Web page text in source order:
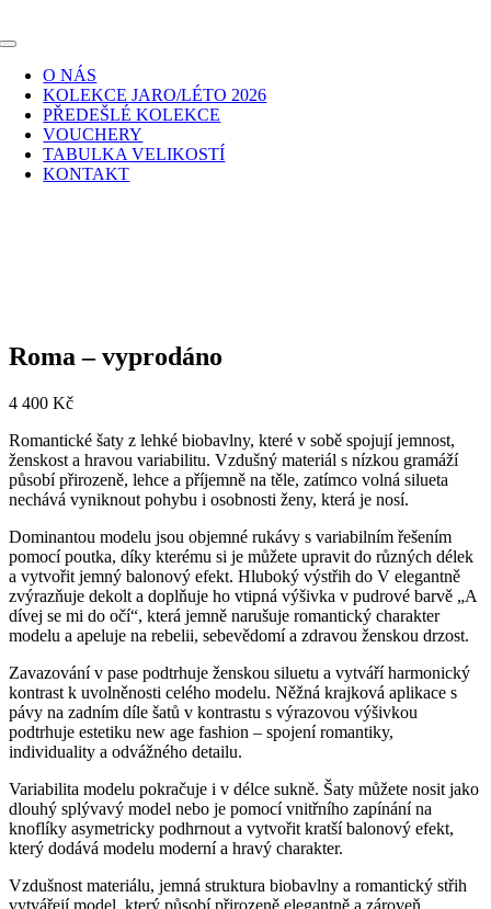
to
Toggle
Navigation
O NÁS
KOLEKCE JARO/LÉTO 2026
PŘEDEŠLÉ KOLEKCE
VOUCHERY
TABULKA VELIKOSTÍ
KONTAKT
Roma – vyprodáno
4 400 Kč
Romantické šaty z lehké biobavlny, které v sobě spojují jemnost,
ženskost a hravou variabilitu. Vzdušný materiál s nízkou gramáží
působí přirozeně, lehce a příjemně na těle, zatímco volná silueta
nechává vyniknout pohybu i osobnosti ženy, která je nosí.
Dominantou modelu jsou objemné rukávy s variabilním řešením
pomocí poutka, díky kterému si je můžete upravit do různých délek
a vytvořit jemný balonový efekt. Hluboký výstřih do V elegantně
zvýrazňuje dekolt a doplňuje ho vtipná výšivka v pudrové barvě „A
dívej se mi do očí“, která jemně narušuje romantický charakter
modelu a apeluje na rebelii, sebevědomí a zdravou ženskou drzost.
Zavazování v pase podtrhuje ženskou siluetu a vytváří harmonický
kontrast k uvolněnosti celého modelu. Něžná krajková aplikace s
pávy na zadním díle šatů v kontrastu s výrazovou výšivkou
podtrhuje estetiku new age fashion – spojení romantiky,
individuality a odvážného detailu.
Variabilita modelu pokračuje i v délce sukně. Šaty můžete nosit jako
dlouhý splývavý model nebo je pomocí vnitřního zapínání na
knoflíky asymetricky podhrnout a vytvořit kratší balonový efekt,
který dodává modelu moderní a hravý charakter.
Vzdušnost materiálu, jemná struktura biobavlny a romantický střih
vytvářejí model, který působí přirozeně elegantně a zároveň